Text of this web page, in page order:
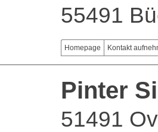
55491
Homepage Kontakt
Pinter
51491